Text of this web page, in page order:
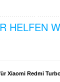
HELFEN
Xiaomi Redmi